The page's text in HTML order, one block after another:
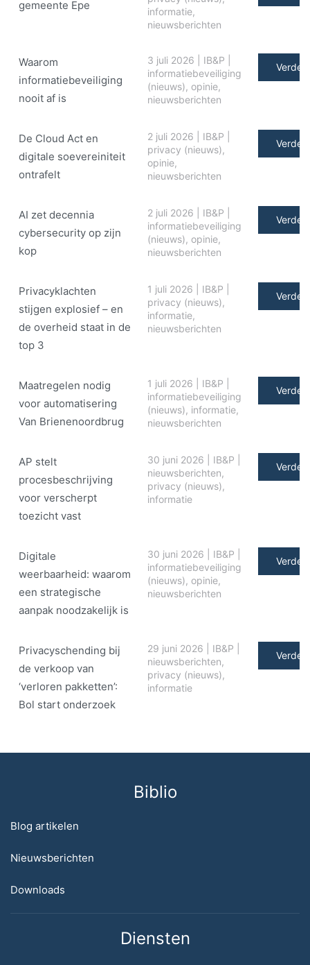
gemeente Epe
informatie,
nieuwsberichten
Waarom
informatiebeveiliging
nooit af is
3 juli 2026 IB&P
informatiebeveiliging
(nieuws), opinie,
nieuwsberichten
Verder
De Cloud Act en
digitale soe­ve­rei­ni­teit
ontrafelt
2 juli 2026 IB&P
privacy (nieuws),
opinie,
nieuwsberichten
Verder
AI zet decennia
cybersecurity op zijn
kop
2 juli 2026 IB&P
informatiebeveiliging
(nieuws), opinie,
nieuwsberichten
Verder
Privacyklachten
stijgen explosief – en
de overheid staat in de
top 3
1 juli 2026 IB&P
privacy (nieuws),
informatie,
nieuwsberichten
Verder
Maatregelen nodig
voor automatisering
Van Brienenoordbrug
1 juli 2026 IB&P
informatiebeveiliging
(nieuws), informatie,
nieuwsberichten
Verder
AP stelt
procesbeschrijving
voor verscherpt
toezicht vast
30 juni 2026 IB&P
nieuwsberichten,
privacy (nieuws),
informatie
Verder
Digitale
weerbaarheid: waarom
een strategische
aanpak noodzakelijk is
30 juni 2026 IB&P
informatiebeveiliging
(nieuws), opinie,
nieuwsberichten
Verder
Privacyschending bij
de verkoop van
‘verloren pakketten’:
Bol start onderzoek
29 juni 2026 IB&P
nieuwsberichten,
privacy (nieuws),
informatie
Verder
Biblio
Blog artikelen
Nieuwsberichten
Downloads
Diensten